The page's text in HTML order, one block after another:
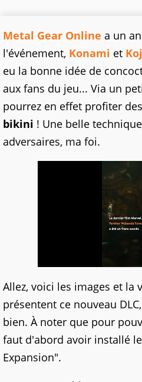
Metal Gear Online a un
l'événement, Konami et
eu la bonne idée de
aux fans du jeu... Via un
pourrez en effet profiter
bikini ! Une belle
adversaires, ma foi.
Allez, voici les images et la
présentent ce nouveau
bien. À noter que pour
faut d'abord avoir installé le
Expansion".